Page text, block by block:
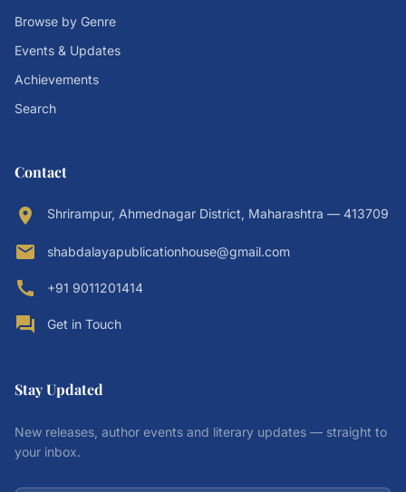
Browse by Genre
Events & Updates
Achievements
Search
Contact
location_on Shrirampur, Ahmednagar District, Maharashtra — 413709
email shabdalayapublicationhouse@gmail.com
call +91 9011201414
forum Get in Touch
Stay Updated
New releases, author events and literary updates — straight to
your inbox.